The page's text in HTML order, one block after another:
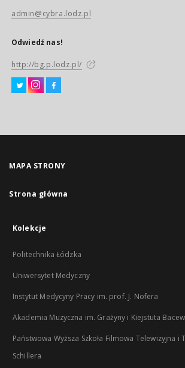
admin@cybra.lodz.pl
Odwiedź nas!
http://bg.p.lodz.pl/
MAPA STRONY
Strona główna
Kolekcje
Politechnika Łódzka
Uniwersytet Medyczny
Instytut Medycyny Pracy im. prof. J. Nofera
Akademia Muzyczna im. Grażyny i Kiejstuta
Państwowa Wyższa Szkoła Filmowa Telewizyjna i
Schillera